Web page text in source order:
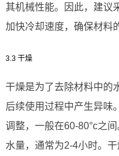
其机械性能。因此，建议
加快冷却速度，确保材料
3.3 干燥
干燥是为了去除材料中的
后续使用过程中产生异味
调整，一般在60-80°c之
水量，通常为2-4小时。